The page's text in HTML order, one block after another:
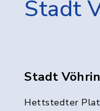
Stadt
Stadt
Hettstedter